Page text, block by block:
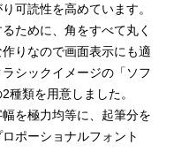
可読性を高めています。
ために、角をすべて丸く
りなので画面表示にも適
シックイメージの「ソフ
種類を用意しました。
を極力均等に、起筆分を
ポーショナルフォント